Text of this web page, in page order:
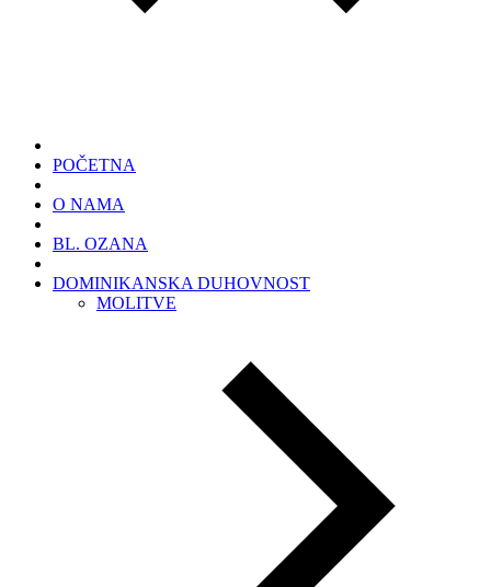
POČETNA
O NAMA
BL. OZANA
DOMINIKANSKA DUHOVNOST
MOLITVE